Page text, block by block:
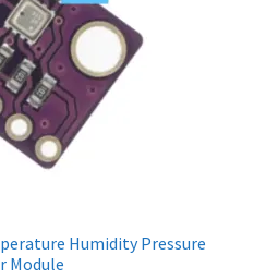
Humidity Pressure
Module